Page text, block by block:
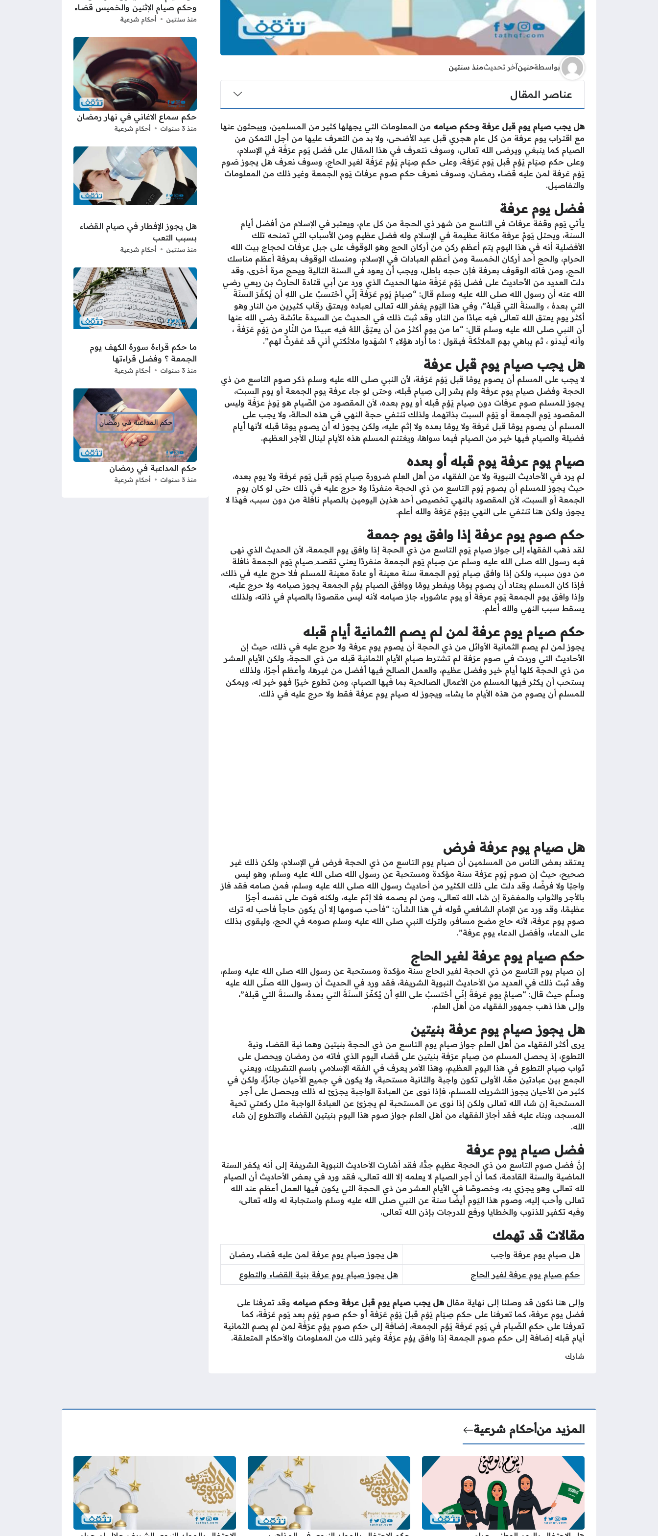
وحكم صيام الإثنين والخميس قضاء
منذ سنتين أحكام شرعية
حكم سماع الاغاني في نهار رمضان
منذ 3 سنوات أحكام شرعية
هل يجوز الإفطار في صيام القضاء
بسبب التعب
منذ سنتين أحكام شرعية
ما حكم قراءة سورة الكهف يوم
الجمعة ؟ وفضل قراءتها
منذ 3 سنوات أحكام شرعية
حكم المداعبة في رمضان
منذ 3 سنوات أحكام شرعية
بواسطةحنينآخر تحديثمنذ سنتين
عناصر المقال
هل يجب صيام يوم قبل عرفة وحكم صيامه من المعلومات التي يجهلها كثير من المسلمين، ويبحثون عنها
مع اقتراب يوم عرفة من كل عام هجري قبل عيد الأضحى، ولا بد من التعرف عليها من أجل التمكن من
الصيام كما ينبغي ويرضى الله تعالى، وسوف نتعرف في هذا المقال على فضل يَوم عرَفَة في الإسلام،
وعلى حكم صِيَام يَوْم قبل يَوم عَرَفة، وعلى حكم صِيَام يَوْم عَرَفَة لغير الحاج، وسوف نعرف هل يجوز صَوم
يَوْم عَرفة لمن عليه قضاء رمضان، وسوف نعرف حكم صوم عرفات يَوم الجمعة وغير ذلك من المعلومات
والتفاصيل.
فضل يوم عرفة
يأتي يَوم وقفة عرفات في التاسع من شهر ذي الحجة من كل عام، ويعتبر في الإسلام من أفضل أيام
السنة، ويحتل يَومُ عرفة مكانة عظيمة في الإسلام وله فضل عظيم ومن الأسباب التي تمنحه تلك
الأفضلية أنه في هذا اليوم يتم أعظم ركن من أركان الحج وهو الوقوف على جبل عرفات لحجاج بيت الله
الحرام، والحج أحد أركان الخمسة ومن أعظم العبادات في الإسلام، ومنسك الوقوف بعرفة أعظم مناسك
الحج، ومن فاته الوقوف بعرفة فإن حجه باطل، ويجب أن يعود في السنة التالية ويحج مرة أخرى، وقد
دلت العديد من الأحاديث على فضل يَوْم عَرَفَة منها الحديث الذي ورد عن أبي قتادة الحارث بن ربعي رضي
الله عنه أن رسول الله صلى الله عليه وسلم قال: “صِيامُ يَومِ عَرَفةَ إنّي أحْتسبُ على اللهِ أن يُكفّرَ السنَةَ
التي بعدهُ ، والسنةَ التي قبلهُ”، وفي هذا اليَوم يغفر الله تعالى لعباده ويعتق رقاب كثيرين من النار وهو
أكثر يوم يعتق الله تعالى فيه عبادًا من النار، وقد ثبت ذلك في الحديث عن السيدة عائشة رضي الله عنها
أن النبي صلى الله عليه وسلم قال: “ما من يومٍ أكثرُ من أن يعتِقَ اللهُ فيه عبيدًا من النَّارِ من يَوْمِ عَرَفةَ ،
وأنه لَيدنو ، ثم يباهي بهم الملائكةَ فيقول : ما أراد هؤلاءِ ؟ اشهَدوا ملائكتي أني قد غفرتُ لهم”.
هل يجب صيام يوم قبل عرفة
لا يجب على المسلم أن يصوم يومًا قبل يَوْم عَرَفة، لأن النبي صلى الله عليه وسلم ذكر صوم التاسع من ذي
الحجة وفضل صيام يوم عرفة ولم يشر إلى صِيام قبله، وحتى لو جاء عرفة يوم الجمعة أو يوم السبت،
يجوز للمسلم صوم عرفات دون صِيام يَوْم قبله أو يوم بعده، لأن المقصود من الصِّيام هو يَومُ عرَفَة وليس
المقصود يَوم الجمعة أو يَوْم السبت بذاتهما، ولذلك تنتفي حجة النهي في هذه الحالة، ولا يجب على
المسلم أن يصوم يومًا قبل عَرفة ولا يومًا بعده ولا إثم عليه، ولكن يجوز له أن يصوم يومًا قبله لأنها أيام
فضيلة والصيام فيها خير من الصيام فيما سواها، ويغتنم المسلم هذه الأيام لينال الأجر العظيم.
صيام يوم عرفة يوم قبله أو بعده
لم يرد في الأحاديث النبوية ولا عن الفقهاء من أهل العلم ضرورة صِيام يَوم قبل يَوم عَرفة ولا يوم بعده،
حيث يجوز للمسلم أن يصوم يَوم التاسع من ذي الحجة منفردًا ولا حرج عليه في ذلك حتى لو كان يوم
الجمعة أو السبت، لأن المقصود بالنهي تخصيص أحد هذين اليومين بالصيام نافلة من دون سبب، فهذا لا
يجوز، ولكن هنا تنتفي على النهي بيَوْم عَرَفة والله أعلم.
حكم صوم يوم عرفة إذا وافق يوم جمعة
لقد ذهب الفقهاء إلى جواز صيام يَوم التاسع من ذي الحجة إذا وافق يوم الجمعة، لأن الحديث الذي نهى
فيه رسول الله صلى الله عليه وسلم عن صِيام يَوم الجمعة منفردًا يعني تقصد ِصيام يَوم الجمعة نافلة
من دون سبب، ولكن إذا وافق صِيام يَوم الجمعة سنة معينة أو عادة معينة للمسلم فلا حرج عليه في ذلك،
فإذا كان المسلم يعتاد أن يصوم يومًا ويفطر يومًا ووافق الصيام يوْم الجمعة يجوز صيامه ولا حرج عليه،
وإذا وافق يوم الجمعة يَوم عرفة أو يوم عاشوراء جاز صيامه لأنه ليس مقصودًا بالصيام في ذاته، ولذلك
يسقط سبب النهي والله أعلم.
حكم صيام يوم عرفة لمن لم يصم الثمانية أيام قبله
يجوز لمن لم يصم الثمانية الأوائل من ذي الحجة أن يصوم يوم عرفة ولا حرج عليه في ذلك، حيث إن
الأحاديث التي وردت في صوم عرَفة لم تشترط صيام الأيام الثمانية قبله من ذي الحجة، ولكن الأيام العشر
من ذي الحجة كلها أيام خير وفضل عظيم، والعمل الصالح فيها أفضل من غيرها، وأعظم أجرًا، ولذلك
يستحب أن يكثر فيها المسلم من الأعمال الصالحية بما فيها الصيام، ومن تطوع خيرًا فهو خير له، ويمكن
للمسلم أن يصوم من هذه الأيام ما يشاء، ويجوز له صيام يوم عرفة فقط ولا حرج عليه في ذلك.
هل صيام يوم عرفة فرض
يعتقد بعض الناس من المسلمين أن صيام يوم التاسع من ذي الحجة فرض في الإسلام، ولكن ذلك غير
صحيح، حيث إن صوم يَوم عرَفة سنة مؤكدة ومستحبة عن رسول الله صلى الله عليه وسلم، وهو ليس
واجبًا ولا فرضًا، وقد دلت على ذلك الكثير من أحاديث رسول الله صلى الله عليه وسلم، فمن صامه فقد فاز
بالأجر والثواب والمغفرة إن شاء الله تعالى، ومن لم يصمه فلا إثم عليه، ولكنه فوت على نفسه أجرًا
عظيمًا، وقد ورد عن الإمام الشافعي قوله في هذا الشأن: “فأحب صومها إلا أن يكون حاجاً فأحب له ترك
صوم يوم عرفة، لأنه حاج مضح مسافر، ولترك النبي صلى الله عليه وسلم صومه في الحج، وليقوى بذلك
على الدعاء، وأفضل الدعاء يوم عرفة”.
حكم صيام يوم عرفة لغير الحاج
إن صيام يوم التاسع من ذي الحجة لغير الحاج سنة مؤكدة ومستحبة عن رسول الله صلى الله عليه وسلم،
وقد ثبت ذلك في العديد من الأحاديث النبوية الشريفة، فقد ورد في الحديث أن رسول الله صلّى الله عليه
وسلّم حيث قال: “صيامُ يومِ عَرفةَ إنّي أحْتسبُ على اللهِ أن يُكفّرَ السنَةَ التي بعدهُ، والسنةَ التي قبلهُ”،
وإلى هذا ذهب جمهور الفقهاء من أهل العلم.
هل يجوز صيام يوم عرفة بنيتين
يرى أكثر الفقهاء من أهل العلم جواز صيام يوم التاسع من ذي الحجة بنيتين وهما نية القضاء ونية
التطوع، إذ يحصل المسلم من صِيام عرَفة بنيتين على قضاء اليوم الذي فاته من رمضان ويحصل على
ثواب صِيام التطوع في هذا اليوم العظيم، وهذا الأمر يعرف في الفقه الإسلامي باسم التشريك، ويعني
الجمع بين عبادتين معًا، الأولى تكون واجبة والثانية مستحبة، ولا يكون في جميع الأحيان جائزًا، ولكن في
كثير من الأحيان يجوز التشريك للمسلم، فإذا نوى عن العبادة الواجبة يجزئ له ذلك ويحصل على أجر
المستحبة إن شاء الله تعالى ولكن إذا نوى عن المستحبة لم يجزئ عن العبادة الواجبة مثل ركعتي تحية
المسجد، وبناء عليه فقد أجاز الفقهاء من أهل العلم جواز صوم هذا اليوم بنيتين القضاء والتطوع إن شاء
الله.
فضل صيام يوم عرفة
إنَّ فضل صوم التاسع من ذي الحجة عظيم جدًّا، فقد أشارت الأحاديث النبوية الشريفة إلى أنه يكفر السنة
الماضية والسنة القادمة، كما أن أجر الصيام لا يعلمه إلا الله تعالى، فقد ورد في بعض الأحاديث أن الصيام
لله تعالى وهو يجزي به، وخصوصًا في الأيام العشر من ذي الحجة التي يكون فيها العمل أعظم عند الله
تعالى وأحب إليه، وصوم هذا اليَوم أيضًا سنة عن النبي صلى الله عليه وسلم واستجابة له ولله تعالى،
وفيه تكفير للذنوب والخطايا ورفع للدرجات بإذن الله تعالى.
مقالات قد تهمك
هل صيام يوم عرفة واجب هل يجوز صيام يوم عرفة لمن عليه قضاء رمضان
حكم صيام يوم عرفة لغير الحاج هل يجوز صيام يوم عرفة بنية القضاء والتطوع
وإلى هنا نكون قد وصلنا إلى نهاية مقال هل يجب صيام يوم قبل عرفة وحكم صيامه وقد تعرفنا على
فضل يوم عرفة، كما تعرفنا على حكم صِيَام يَوْم قبلَ يَوْم عَرَفة أو حكم صوم يَوْم بعد يَوم عَرَفَة، كما
تعرفنا على حكم الصِّيام في يَوم عَرفة يَوْم الجمعة، إضافة إلى حكم صوم يوْم عرَفَة لمن لم يصم الثمانية
أيام قبله إضافة إلى حكم صوم الجمعة إذا وافق يوْم عرَفَة وغير ذلك من المعلومات والأحكام المتعلقة.
شارك
المزيد منأحكام شرعية